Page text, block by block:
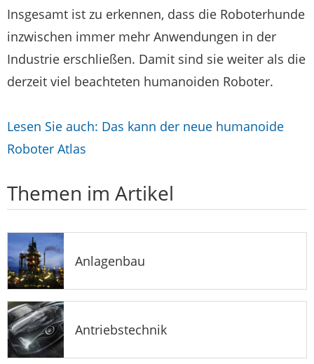
Insgesamt ist zu erkennen, dass die Roboterhunde
inzwischen immer mehr Anwendungen in der
Industrie erschließen. Damit sind sie weiter als die
derzeit viel beachteten humanoiden Roboter.
Lesen Sie auch: Das kann der neue humanoide
Roboter Atlas
Themen im Artikel
Anlagenbau
Antriebstechnik